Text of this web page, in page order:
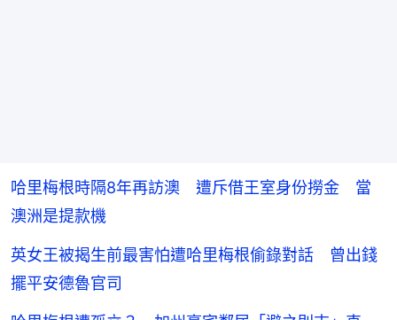
哈里梅根時隔8年再訪澳 遭斥借王室身份撈金 當
澳洲是提款機
英女王被揭生前最害怕遭哈里梅根偷錄對話 曾出錢
擺平安德魯官司